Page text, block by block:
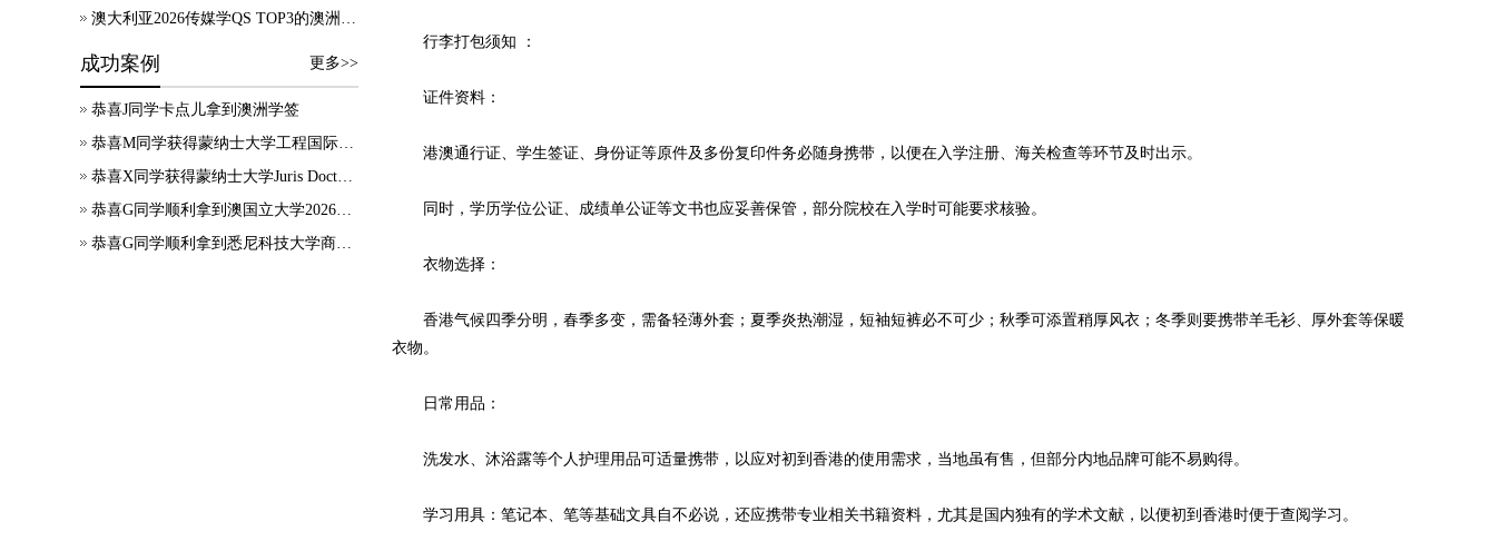
澳大利亚2026传媒学QS TOP3的澳洲院校，热门专业及申请要求等信息汇总！
成功案例 更多>>
恭喜J同学卡点儿拿到澳洲学签
恭喜M同学获得蒙纳士大学工程国际大一正式录取
恭喜X同学获得蒙纳士大学Juris Doctor offer
恭喜G同学顺利拿到澳国立大学2026年7月应用会计硕士录取通知书~
恭喜G同学顺利拿到悉尼科技大学商科本科录取通知书~
行李打包须知 ：
证件资料：
港澳通行证、学生签证、身份证等原件及多份复印件务必随身携带，以便在入学注册、海关检查等环节及时出示。
同时，学历学位公证、成绩单公证等文书也应妥善保管，部分院校在入学时可能要求核验。
衣物选择：
香港气候四季分明，春季多变，需备轻薄外套；夏季炎热潮湿，短袖短裤必不可少；秋季可添置稍厚风衣；冬季则要携带羊毛衫、厚外套等保暖
衣物。
日常用品：
洗发水、沐浴露等个人护理用品可适量携带，以应对初到香港的使用需求，当地虽有售，但部分内地品牌可能不易购得。
学习用具：笔记本、笔等基础文具自不必说，还应携带专业相关书籍资料，尤其是国内独有的学术文献，以便初到香港时便于查阅学习。